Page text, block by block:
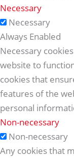
Necessary
Necessary
Always Enabled
Necessary
website to
cookies that
features of the
personal
Non-necessary
Non-necessary
Any cookies that